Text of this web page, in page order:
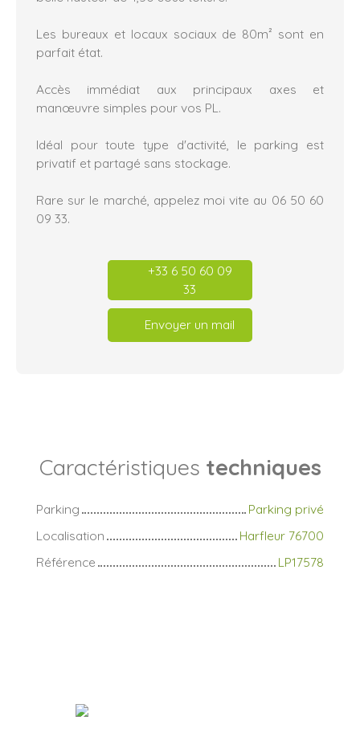
Les bureaux et locaux sociaux de 80m² sont en
parfait état.
Accès immédiat aux principaux axes et
manœuvre simples pour vos PL.
Idéal pour toute type d'activité, le parking est
privatif et partagé sans stockage.
Rare sur le marché, appelez moi vite au 06 50 60
09 33.
+33 6 50 60 09
33
Envoyer un mail
Caractéristiques techniques
Parking
Parking privé
Localisation
Harfleur 76700
Référence
LP17578